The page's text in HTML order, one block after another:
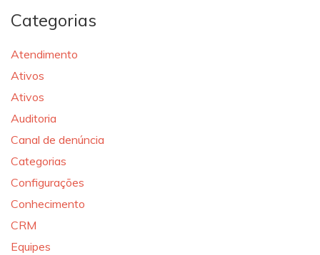
Categorias
Atendimento
Ativos
Ativos
Auditoria
Canal de denúncia
Categorias
Configurações
Conhecimento
CRM
Equipes